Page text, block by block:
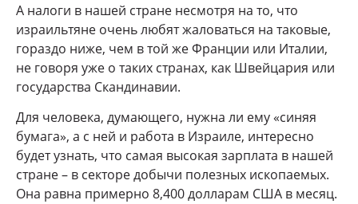
А налоги в нашей стране несмотря на то, что
израильтяне очень любят жаловаться на таковые,
гораздо ниже, чем в той же Франции или Италии,
не говоря уже о таких странах, как Швейцария или
государства Скандинавии.
Для человека, думающего, нужна ли ему «синяя
бумага», а с ней и работа в Израиле, интересно
будет узнать, что самая высокая зарплата в нашей
стране – в секторе добычи полезных ископаемых.
Она равна примерно 8,400 долларам США в месяц.